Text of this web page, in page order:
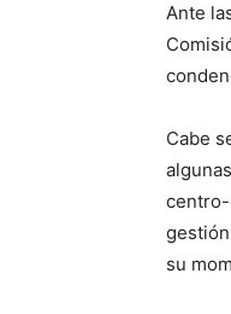
Ante
Cabe
centro-
su